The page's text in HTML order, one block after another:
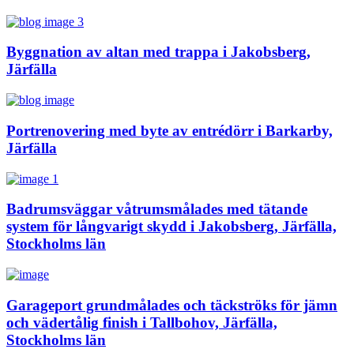
Byggnation av altan med trappa i Jakobsberg,
Järfälla
Portrenovering med byte av entrédörr i Barkarby,
Järfälla
Badrumsväggar våtrumsmålades med tätande
system för långvarigt skydd i Jakobsberg, Järfälla,
Stockholms län
Garageport grundmålades och täckströks för jämn
och vädertålig finish i Tallbohov, Järfälla,
Stockholms län